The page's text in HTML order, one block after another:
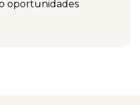
oportunidades